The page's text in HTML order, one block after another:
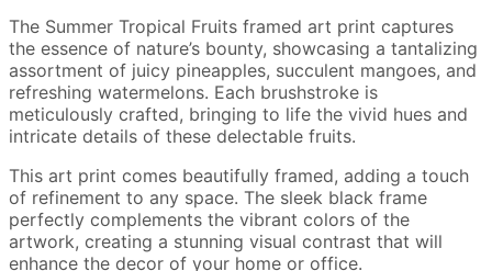
The Summer Tropical Fruits framed art print captures
the essence of nature’s bounty, showcasing a tantalizing
assortment of juicy pineapples, succulent mangoes, and
refreshing watermelons. Each brushstroke is
meticulously crafted, bringing to life the vivid hues and
intricate details of these delectable fruits.
This art print comes beautifully framed, adding a touch
of refinement to any space. The sleek black frame
perfectly complements the vibrant colors of the
artwork, creating a stunning visual contrast that will
enhance the decor of your home or office.